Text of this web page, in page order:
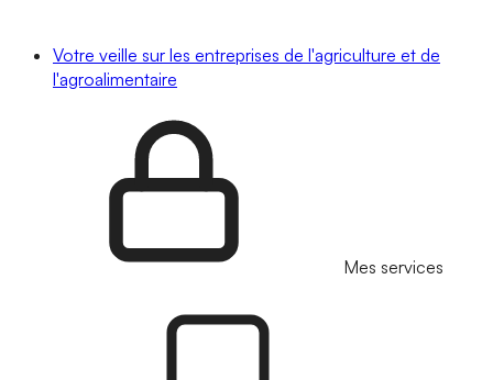
Votre veille sur les entreprises de l'agriculture et de
l'agroalimentaire
Mes services